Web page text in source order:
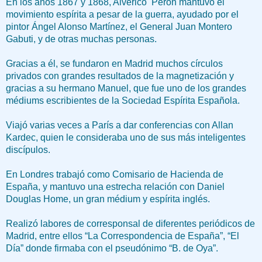
movimiento espírita a pesar de la guerra, ayudado por el
pintor Ángel Alonso Martínez, el General Juan Montero
Gabuti, y de otras muchas personas.
Gracias a él, se fundaron en Madrid muchos círculos
privados con grandes resultados de la magnetización y
gracias a su hermano Manuel, que fue uno de los grandes
médiums escribientes de la Sociedad Espírita Española.
Viajó varias veces a París a dar conferencias con Allan
Kardec, quien le consideraba uno de sus más inteligentes
discípulos.
En Londres trabajó como Comisario de Hacienda de
España, y mantuvo una estrecha relación con Daniel
Douglas Home, un gran médium y espírita inglés.
Realizó labores de corresponsal de diferentes periódicos de
Madrid, entre ellos “La Correspondencia de España”, “El
Día” donde firmaba con el pseudónimo “B. de Oya”.